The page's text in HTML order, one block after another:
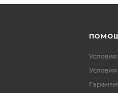
Условия